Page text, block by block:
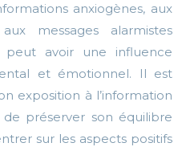
anxiogènes, aux
messages alarmistes
peut avoir une influence
et émotionnel. Il est
exposition à l’information
préserver son équilibre
sur les aspects positifs